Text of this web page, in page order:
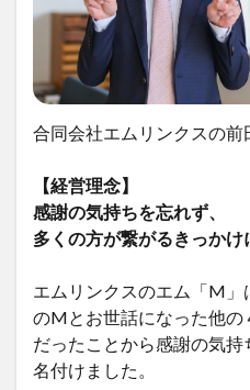
合同会社エムリンクスの前
【経営理念】
感謝の気持ちを忘れず、
多くの方が繋がるきっかけ
エムリンクスのエム「M」
のMとお世話になった他
だったことから感謝の気
名付けました。